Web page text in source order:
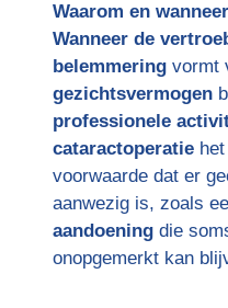
Waarom en
Wanneer de
belemmering vormt
gezichtsvermogen
professionele
cataractoperatie het
voorwaarde dat er
aanwezig is, zoals
aandoening die
onopgemerkt kan